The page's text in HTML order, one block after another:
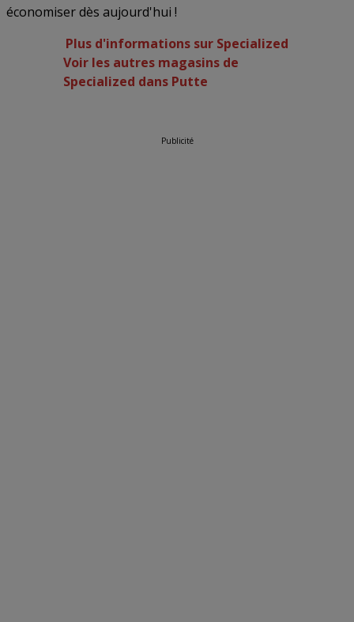
économiser dès aujourd'hui !
Plus d'informations sur Specialized
Voir les autres magasins de
Specialized dans Putte
Publicité